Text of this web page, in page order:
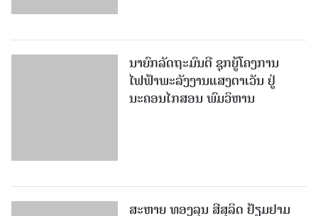
ນາຍົກລັດຖະມົນຕີ ຊຸກຍູ້ໂຄງການ
ໄຟຟ້າພະລັງງານແສງຕາເວັນ ຢູ່
ນະຄອນໄກສອນ ພົມວິຫານ
ສະຫາຍ ທອງລຸນ ສີສຸລິດ ຢ້ຽມຢາມ